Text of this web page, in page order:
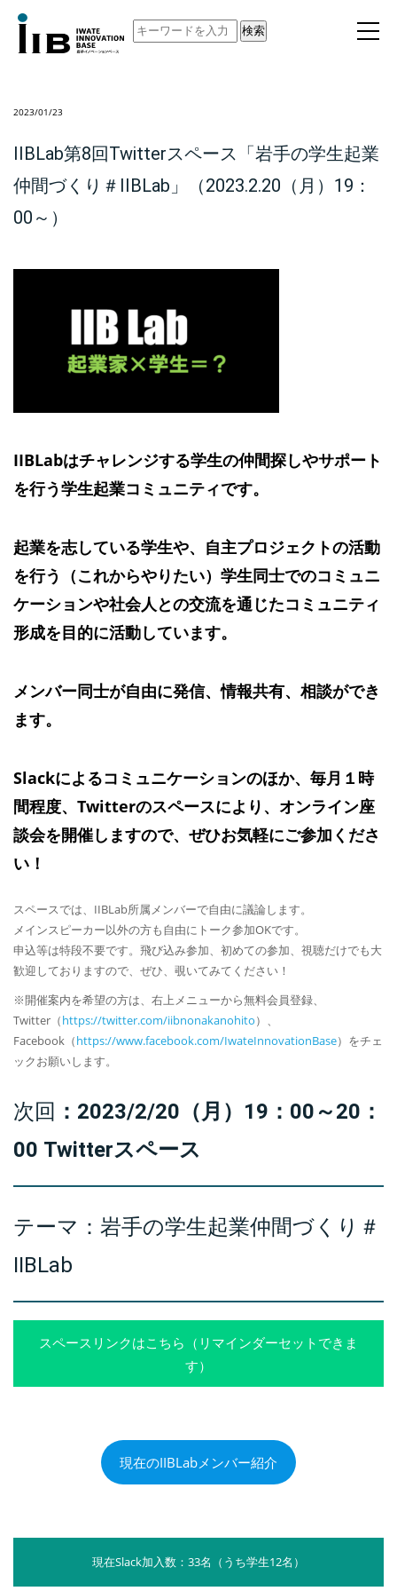
検索
2023/01/23
IIBLab第8回Twitterスペース「岩手の学生起業
仲間づくり＃IIBLab」（2023.2.20（月）19：
00～）
IIBLabはチャレンジする学生の仲間探しやサポート
を行う学生起業コミュニティです。
起業を志している学生や、自主プロジェクトの活動
を行う（これからやりたい）学生同士でのコミュニ
ケーションや社会人との交流を通じたコミュニティ
形成を目的に活動しています。
メンバー同士が自由に発信、情報共有、相談ができ
ます。
Slackによるコミュニケーションのほか、毎月１時
間程度、Twitterのスペースにより、オンライン座
談会を開催しますので、ぜひお気軽にご参加くださ
い！
スペースでは、IIBLab所属メンバーで自由に議論します。
メインスピーカー以外の方も自由にトーク参加OKです。
申込等は特段不要です。飛び込み参加、初めての参加、視聴だけでも大
歓迎しておりますので、ぜひ、覗いてみてください！
※開催案内を希望の方は、右上メニューから無料会員登録、
Twitter（https://twitter.com/iibnonakanohito）、
Facebook（https://www.facebook.com/IwateInnovationBase）をチェ
ックお願いします。
次回 ：2023/2/20（月）19：00～20：
00 Twitterスペース
テーマ：岩手の学生起業仲間づくり＃
IIBLab
スペースリンクはこちら（リマインダーセットできま
す）
現在のIIBLabメンバー紹介
現在Slack加入数：33名（うち学生12名）